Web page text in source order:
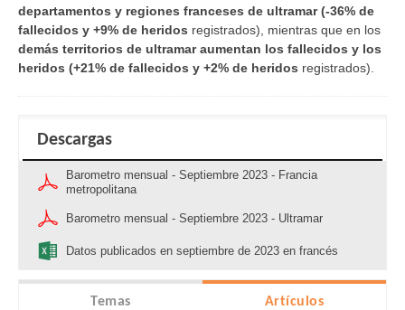
departamentos y regiones franceses de ultramar(-36% de
fallecidos y +9% de heridos registrados), mientras que en los
demás territorios de ultramar aumentan los fallecidos y los
heridos (+21% de fallecidos y +2% de heridos registrados).
Descargas
Barometro mensual - Septiembre 2023 - Francia
metropolitana
Barometro mensual - Septiembre 2023 - Ultramar
Datos publicados en septiembre de 2023 en francés
Temas Artículos